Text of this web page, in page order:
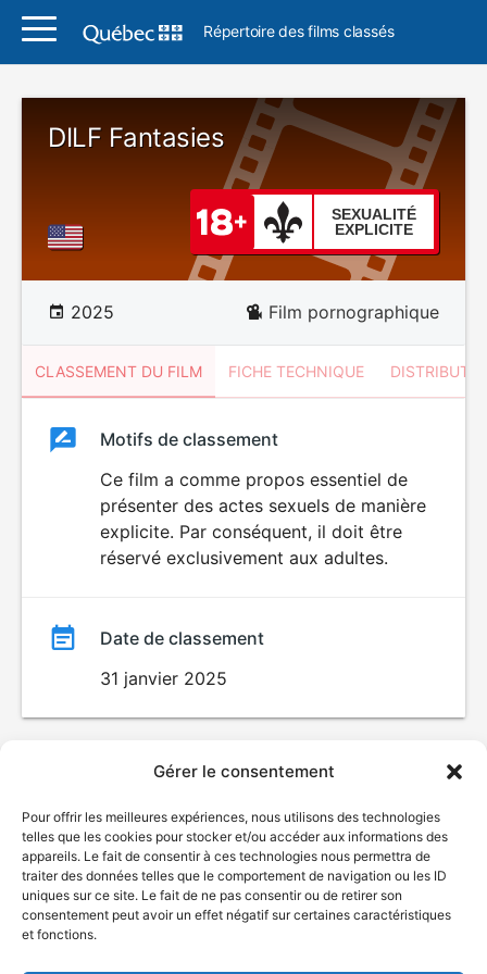
Gérer le consentement
Pour offrir les meilleures expériences, nous utilisons des technologies
telles que les cookies pour stocker et/ou accéder aux informations des
appareils. Le fait de consentir à ces technologies nous permettra de
traiter des données telles que le comportement de navigation ou les ID
uniques sur ce site. Le fait de ne pas consentir ou de retirer son
consentement peut avoir un effet négatif sur certaines caractéristiques
et fonctions.
Répertoire des films classés
DILF Fantasies
SEXUALITÉ
EXPLICITE
2025 Film pornographique
CLASSEMENT DU FILM FICHE TECHNIQUE
ClassementClassement
SEXUALITÉ
EXPLICITE
Motifs de classement
Ce film a comme propos essentiel de
présenter des actes sexuels de manière
explicite. Par conséquent, il doit être
réservé exclusivement aux adultes.
Date de classement
31 janvier 2025